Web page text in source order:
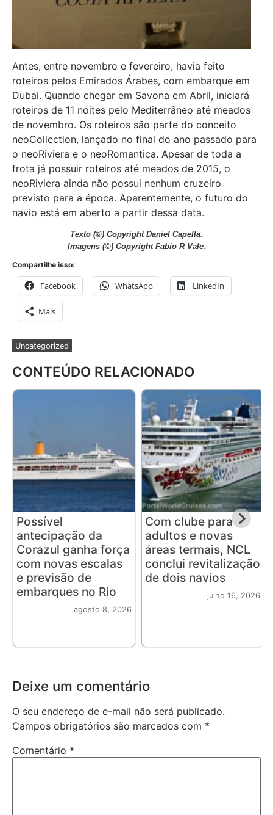
Antes, entre novembro e fevereiro, havia feito
roteiros pelos Emirados Árabes, com embarque em
Dubai. Quando chegar em Savona em Abril, iniciará
roteiros de 11 noites pelo Mediterrâneo até meados
de novembro. Os roteiros são parte do conceito
neoCollection, lançado no final do ano passado para
o neoRiviera e o neoRomantica. Apesar de toda a
frota já possuir roteiros até meados de 2015, o
neoRiviera ainda não possui nenhum cruzeiro
previsto para a época. Aparentemente, o futuro do
navio está em aberto a partir dessa data.
Texto (©) Copyright Daniel Capella.
Imagens (©) Copyright Fabio R Vale.
Compartilhe isso:
Facebook WhatsApp LinkedIn
Mais
Uncategorized
CONTEÚDO RELACIONADO
Possível
antecipação da
Corazul ganha força
com novas escalas
e previsão de
embarques no Rio
agosto 8, 2026
Com clube para
adultos e novas
áreas termais, NCL
conclui revitalização
de dois navios
julho 16, 2026
Deixe um comentário
O seu endereço de e-mail não será publicado.
Campos obrigatórios são marcados com *
Comentário *